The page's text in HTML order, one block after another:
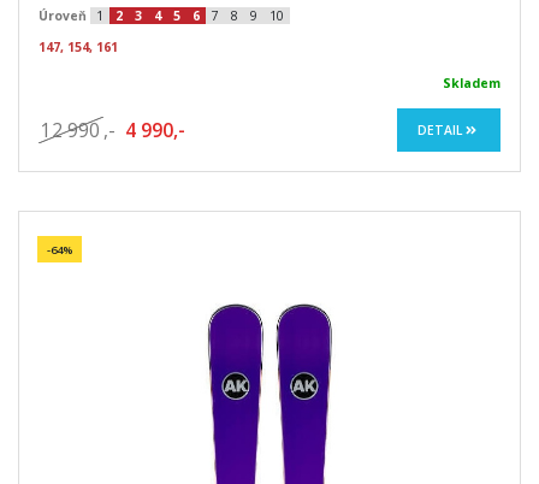
Úroveň
1 2 3 4 5 6 7 8 9
10
147, 154, 161
Skladem
12 990 ,- 4 990,- DETAIL
-64%